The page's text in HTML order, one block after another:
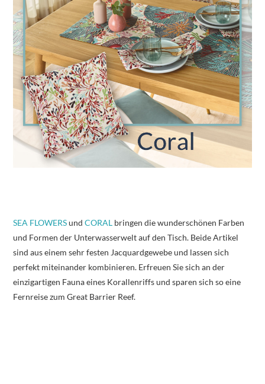
SEA FLOWERSundCORAL bringen die wunderschönen Farben
und Formen der Unterwasserwelt auf den Tisch. Beide Artikel
sind aus einem sehr festen Jacquardgewebe und lassen sich
perfekt miteinander kombinieren. Erfreuen Sie sich an der
einzigartigen Fauna eines Korallenriffs und sparen sich so eine
Fernreise zum Great Barrier Reef.